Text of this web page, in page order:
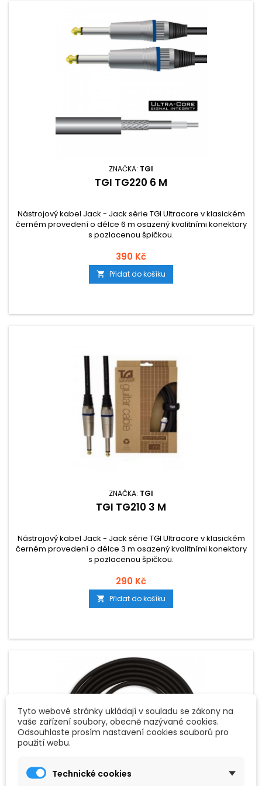
ZNAČKA: TGI
TGI TG220 6 M
Nástrojový kabel Jack - Jack série TGI Ultracore v klasickém
černém provedení o délce 6 m osazený kvalitními konektory
s pozlacenou špičkou.
390 Kč
 Přidat do košíku
ZNAČKA: TGI
TGI TG210 3 M
Nástrojový kabel Jack - Jack série TGI Ultracore v klasickém
černém provedení o délce 3 m osazený kvalitními konektory
s pozlacenou špičkou.
290 Kč
 Přidat do košíku
Tyto webové stránky ukládají v souladu se zákony na
vaše zařízení soubory, obecně nazývané cookies.
Odsouhlaste prosím nastavení cookies souborů pro
použití webu.
Technické cookies